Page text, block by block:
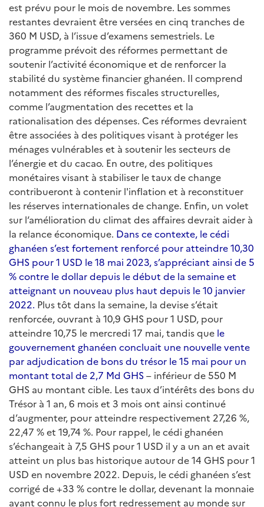
est prévu pour le mois de novembre. Les sommes
restantes devraient être versées en cinq tranches de
360 M USD, à l’issue d’examens semestriels. Le
programme prévoit des réformes permettant de
soutenir l’activité économique et de renforcer la
stabilité du système financier ghanéen. Il comprend
notamment des réformes fiscales structurelles,
comme l’augmentation des recettes et la
rationalisation des dépenses. Ces réformes devraient
être associées à des politiques visant à protéger les
ménages vulnérables et à soutenir les secteurs de
l’énergie et du cacao. En outre, des politiques
monétaires visant à stabiliser le taux de change
contribueront à contenir l'inflation et à reconstituer
les réserves internationales de change. Enfin, un volet
sur l‘amélioration du climat des affaires devrait aider à
la relance économique. Dans ce contexte, le cédi
ghanéen s’est fortement renforcé pour atteindre 10,30
GHS pour 1 USD le 18 mai 2023, s’appréciant ainsi de 5
% contre le dollar depuis le début de la semaine et
atteignant un nouveau plus haut depuis le 10 janvier
2022. Plus tôt dans la semaine, la devise s’était
renforcée, ouvrant à 10,9 GHS pour 1 USD, pour
atteindre 10,75 le mercredi 17 mai, tandis que le
gouvernement ghanéen concluait une nouvelle vente
par adjudication de bons du trésor le 15 mai pour un
montant total de 2,7 Md GHS– inférieur de 550 M
GHS au montant cible. Les taux d’intérêts des bons du
Trésor à 1 an, 6 mois et 3 mois ont ainsi continué
d’augmenter, pour atteindre respectivement 27,26 %,
22,47 % et 19,74 %. Pour rappel, le cédi ghanéen
s’échangeait à 7,5 GHS pour 1 USD il y a un an et avait
atteint un plus bas historique autour de 14 GHS pour 1
USD en novembre 2022. Depuis, le cédi ghanéen s’est
corrigé de +33 % contre le dollar, devenant la monnaie
ayant connu le plus fort redressement au monde sur